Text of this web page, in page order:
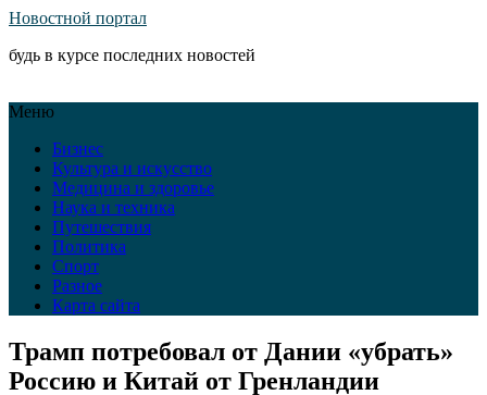
Новостной портал
будь в курсе последних новостей
Меню
Бизнес
Культура и искусство
Медицина и здоровье
Наука и техника
Путешествия
Политика
Спорт
Разное
Карта сайта
Трамп потребовал от Дании «убрать»
Россию и Китай от Гренландии